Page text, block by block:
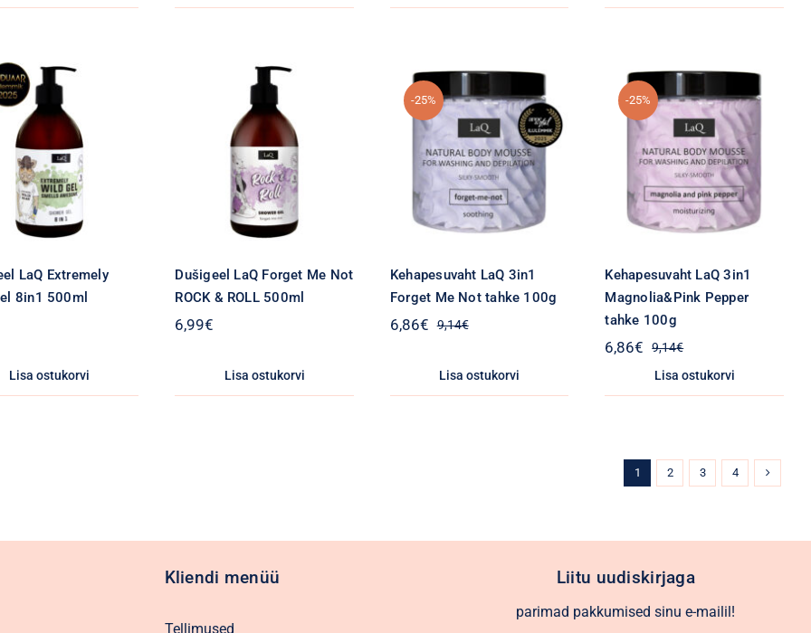
LaQ Extremely
8in1 500ml
Lisa ostukorvi
Dušigeel LaQ Forget Me Not
ROCK & ROLL 500ml
6,99€
Lisa ostukorvi
-25%
Kehapesuvaht LaQ 3in1
Forget Me Not tahke 100g
9,14€Algne
oli:
6,86€
Praegune
on:
Lisa ostukorvi
-25%
Kehapesuvaht LaQ 3in1
Magnolia&Pink Pepper
tahke 100g
9,14€Algne
hind
oli:
6,86€
Praegune
hind
on:
Lisa ostukorvi
1 2 3 4
Kliendi menüü
Tellimused
Liitu uudiskirjaga
parimad pakkumised sinu e-mailil!